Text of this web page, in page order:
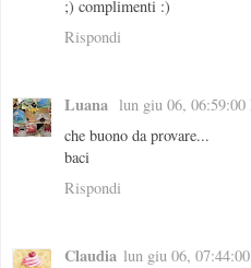
;) complimenti :)
Rispondi
Luana lun giu 06, 06:59:00
che buono da provare...
baci
Rispondi
Claudia lun giu 06,